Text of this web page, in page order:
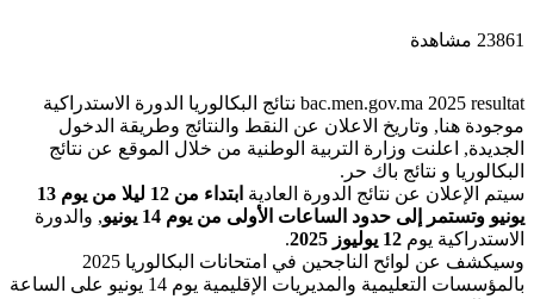
23861 مشاهدة
bac.men.gov.ma 2025 resultat نتائج البكالوريا الدورة الاستدراكية
موجودة هنا, وتاريخ الاعلان عن النقط والنتائج وطريقة الدخول
الجديدة, اعلنت وزارة التربية الوطنية من خلال الموقع عن نتائج
البكالوريا و نتائج باك حر.
سيتم الإعلان عن نتائج الدورة العادية
ابتداء من 12 ليلا من يوم 13
يونيو وتستمر إلى حدود الساعات الأولى من يوم 14 يونيو
, والدورة
الاستدراكية يوم 12 يوليوز 2025
.
وسيكشف عن لوائح الناجحين في امتحانات البكالوريا 2025
بالمؤسسات التعليمية والمديريات الإقليمية يوم 14 يونيو على الساعة